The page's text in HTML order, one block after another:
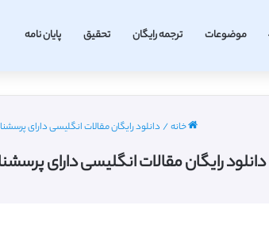
موضوعات ترجمه رایگان تحقیق پایان نامه
خانه/ دانلود رایگان مقالات انگلیسی دارای
دانلود رایگان مقالات انگلیسی دارای